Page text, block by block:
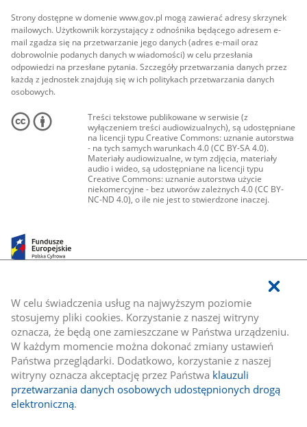
W celu świadczenia usług na najwyższym poziomie
stosujemy pliki cookies. Korzystanie z naszej witryny
oznacza, że będą one zamieszczane w Państwa urządzeniu.
W każdym momencie można dokonać zmiany ustawień
Państwa przeglądarki. Dodatkowo, korzystanie z naszej
witryny oznacza akceptację przez Państwa klauzuli
przetwarzania danych osobowych udostępnionych drogą
elektroniczną.
Strony dostępne w domenie www.gov.pl mogą zawierać adresy skrzynek
mailowych. Użytkownik korzystający z odnośnika będącego adresem e-
mail zgadza się na przetwarzanie jego danych (adres e-mail oraz
dobrowolnie podanych danych w wiadomości) w celu przesłania
odpowiedzi na przesłane pytania. Szczegóły przetwarzania danych przez
każdą z jednostek znajdują się w ich politykach przetwarzania danych
osobowych.
Treści tekstowe publikowane w serwisie (z
wyłączeniem treści audiowizualnych), są udostępniane
na licencji typu Creative Commons: uznanie autorstwa
- na tych samych warunkach 4.0 (CC BY-SA 4.0).
Materiały audiowizualne, w tym zdjęcia, materiały
audio i wideo, są udostępniane na licencji typu
Creative Commons: uznanie autorstwa użycie
niekomercyjne - bez utworów zależnych 4.0 (CC BY-
NC-ND 4.0), o ile nie jest to stwierdzone inaczej.